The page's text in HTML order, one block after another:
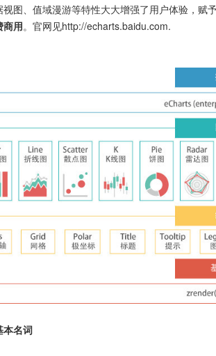
视图、值域漫游等特性大大增强了用户体验，
商用。官网见http://echarts.baidu.com.
本名词